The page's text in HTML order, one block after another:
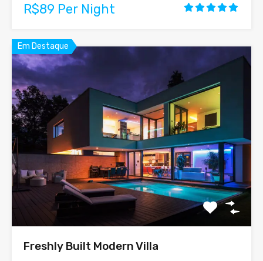
R$89 Per Night
Em Destaque
Freshly Built Modern Villa